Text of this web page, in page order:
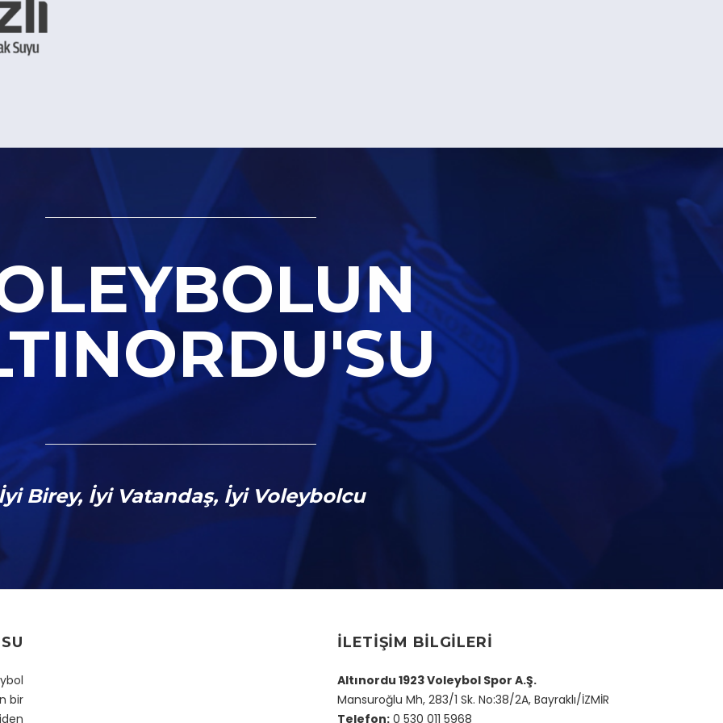
Birey, İyi Vatandaş, İyi Voleybolcu
bir
İLETIŞIM BILGILERI
Altınordu 1923 Voleybol Spor A.Ş.
Mansuroğlu Mh, 283/1 Sk. No:38/2A, Bayraklı/İZMİR
Telefon: 0 530 011 5968